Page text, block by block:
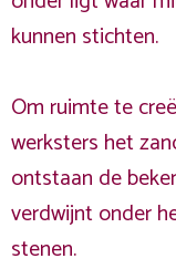
kunnen stichten.
Om ruimte te
werksters het
ontstaan de
verdwijnt onder
stenen.